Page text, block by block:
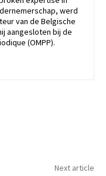
werd
van de Belgische
aangesloten bij de
(OMPP).
Next article